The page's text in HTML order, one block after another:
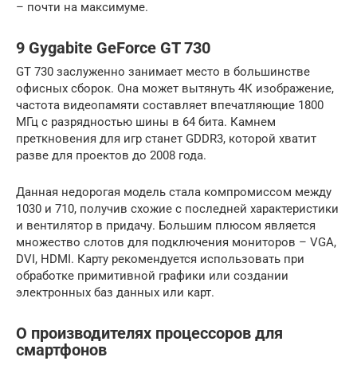
– почти на максимуме.
9 Gygabite GeForce GT 730
GT 730 заслуженно занимает место в большинстве
офисных сборок. Она может вытянуть 4К изображение,
частота видеопамяти составляет впечатляющие 1800
МГц с разрядностью шины в 64 бита. Камнем
преткновения для игр станет GDDR3, которой хватит
разве для проектов до 2008 года.
Данная недорогая модель стала компромиссом между
1030 и 710, получив схожие с последней характеристики
и вентилятор в придачу. Большим плюсом является
множество слотов для подключения мониторов – VGA,
DVI, HDMI. Карту рекомендуется использовать при
обработке примитивной графики или создании
электронных баз данных или карт.
О производителях процессоров для
смартфонов